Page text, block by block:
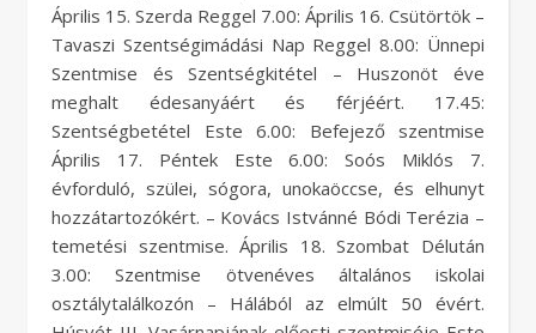
Április 15. Szerda Reggel 7.00: Április 16. Csütörtök –
Tavaszi Szentségimádási Nap Reggel 8.00: Ünnepi
Szentmise és Szentségkitétel – Huszonöt éve
meghalt édesanyáért és férjéért. 17.45:
Szentségbetétel Este 6.00: Befejező szentmise
Április 17. Péntek Este 6.00: Soós Miklós 7.
évforduló, szülei, sógora, unokaöccse, és elhunyt
hozzátartozókért. – Kovács Istvánné Bódi Terézia –
temetési szentmise. Április 18. Szombat Délután
3.00: Szentmise ötvenéves általános iskolai
osztálytalálkozón – Hálából az elmúlt 50 évért.